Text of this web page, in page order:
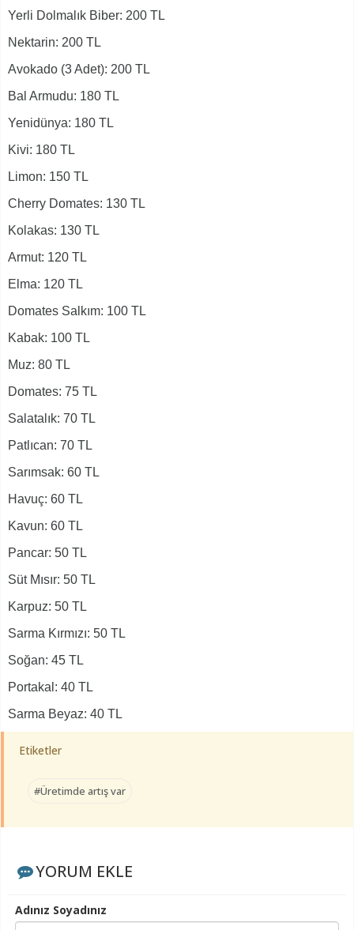
Yerli Dolmalık Biber: 200 TL
Nektarin: 200 TL
Avokado (3 Adet): 200 TL
Bal Armudu: 180 TL
Yenidünya: 180 TL
Kivi: 180 TL
Limon: 150 TL
Cherry Domates: 130 TL
Kolakas: 130 TL
Armut: 120 TL
Elma: 120 TL
Domates Salkım: 100 TL
Kabak: 100 TL
Muz: 80 TL
Domates: 75 TL
Salatalık: 70 TL
Patlıcan: 70 TL
Sarımsak: 60 TL
Havuç: 60 TL
Kavun: 60 TL
Pancar: 50 TL
Süt Mısır: 50 TL
Karpuz: 50 TL
Sarma Kırmızı: 50 TL
Soğan: 45 TL
Portakal: 40 TL
Sarma Beyaz: 40 TL
Etiketler
#Üretimde artış var
YORUM EKLE
Adınız Soyadınız